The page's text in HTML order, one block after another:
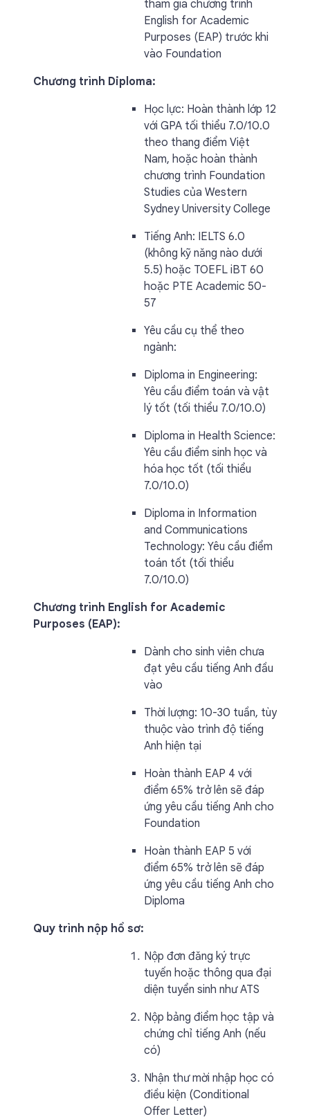
tham gia chương trình
English for Academic
Purposes (EAP) trước khi
vào Foundation
Chương trình Diploma:
Học lực: Hoàn thành lớp 12
với GPA tối thiểu 7.0/10.0
theo thang điểm Việt
Nam, hoặc hoàn thành
chương trình Foundation
Studies của Western
Sydney University College
Tiếng Anh: IELTS 6.0
(không kỹ năng nào dưới
5.5) hoặc TOEFL iBT 60
hoặc PTE Academic 50-
57
Yêu cầu cụ thể theo
ngành:
Diploma in Engineering:
Yêu cầu điểm toán và vật
lý tốt (tối thiểu 7.0/10.0)
Diploma in Health Science:
Yêu cầu điểm sinh học và
hóa học tốt (tối thiểu
7.0/10.0)
Diploma in Information
and Communications
Technology: Yêu cầu điểm
toán tốt (tối thiểu
7.0/10.0)
Chương trình English for Academic
Purposes (EAP):
Dành cho sinh viên chưa
đạt yêu cầu tiếng Anh đầu
vào
Thời lượng: 10-30 tuần, tùy
thuộc vào trình độ tiếng
Anh hiện tại
Hoàn thành EAP 4 với
điểm 65% trở lên sẽ đáp
ứng yêu cầu tiếng Anh cho
Foundation
Hoàn thành EAP 5 với
điểm 65% trở lên sẽ đáp
ứng yêu cầu tiếng Anh cho
Diploma
Quy trình nộp hồ sơ:
Nộp đơn đăng ký trực
tuyến hoặc thông qua đại
diện tuyển sinh như ATS
Nộp bảng điểm học tập và
chứng chỉ tiếng Anh (nếu
có)
Nhận thư mời nhập học có
điều kiện (Conditional
Offer Letter)